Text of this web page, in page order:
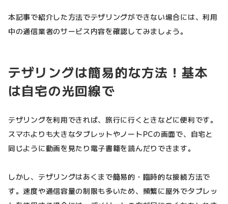
本記事で紹介した方法でテザリングができない場合には、利用
中の通信業者のサービス内容を確認してみましょう。
テザリングは簡易的な方法！基本
は自宅の光回線で
テザリングを利用できれば、旅行に行くときなどに便利です。
スマホよりも大きなタブレットやノートPCの画面で、自宅と
同じように動画を見たり電子書籍を読んだりできます。
しかし、テザリングはあくまで簡易的・臨時的な接続方法で
す。速度や通信容量の制限も多いため、頻繁に屋外でタブレッ